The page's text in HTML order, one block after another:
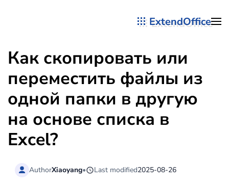
ExtendOffice
Как скопировать или
переместить файлы из
одной папки в другую
на основе списка в
Excel?
AuthorXiaoyang• Last modified2025-08-26